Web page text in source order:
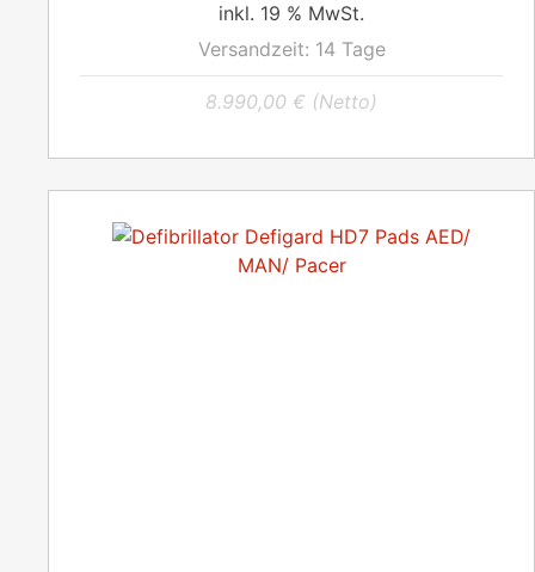
inkl. 19 % MwSt.
Versandzeit: 14 Tage
8.990,00 € (Netto)